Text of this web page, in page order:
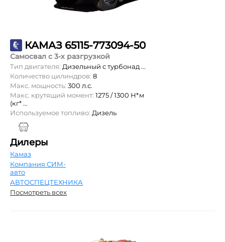
КАМАЗ 65115-773094-50
Самосвал с 3-х разгрузкой
Тип двигателя: Дизельный с турбонад ...
Количество цилиндров: 8
Макс. мощность: 300 л.с.
Макс. крутящий момент: 1275 / 1300 Н*м
(кг* ...
Используемое топливо: Дизель
Дилеры
Камаз
Компания СИМ-
авто
АВТОСПЕЦТЕХНИКА
Посмотреть всех